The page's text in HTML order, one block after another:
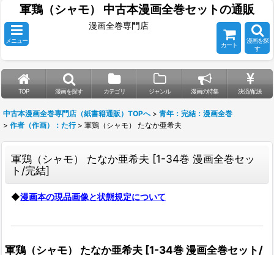
軍鶏（シャモ） 中古本漫画全巻セットの通販
メニュー
漫画全巻専門店
カート
漫画を探
す
TOP 漫画を探す カテゴリ ジャンル 漫画の特集 決済/配送
中古本漫画全巻専門店（紙書籍通販）TOPへ > 青年：完結：漫画全巻
> 作者（作画）：た行 > 軍鶏（シャモ） たなか亜希夫
軍鶏（シャモ） たなか亜希夫 [1-34巻 漫画全巻セッ
ト/完結]
◆漫画本の現品画像と状態規定について
軍鶏（シャモ） たなか亜希夫 [1-34巻 漫画全巻セット/